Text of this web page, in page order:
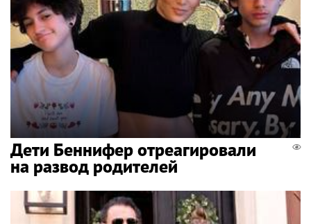
Дети Беннифер отреагировали
на развод родителей